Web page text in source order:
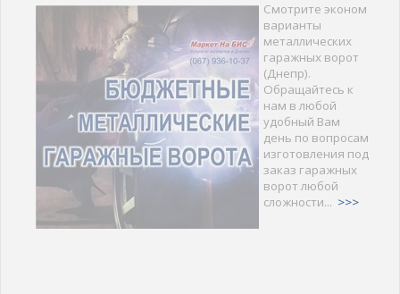
Смотрите эконом
варианты
металлических
гаражных ворот
(Днепр).
Обращайтесь к
нам в любой
удобный Вам
день по вопросам
изготовления под
заказ гаражных
ворот любой
сложности... >>>